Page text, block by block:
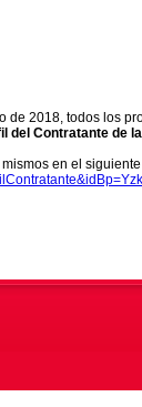
de 2018, todos los
del Contratante de
en el